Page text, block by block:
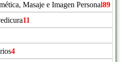
Masaje e Imagen Personal89
11
4